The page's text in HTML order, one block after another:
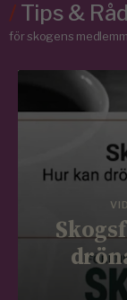
/Tips & Råd
för skogens